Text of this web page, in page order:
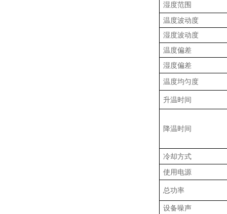
湿度范围
温度波动度
湿度波动度
温度偏差
湿度偏差
温度均匀度
升温时间
降温时间
冷却方式
使用电源
总功率
设备噪声